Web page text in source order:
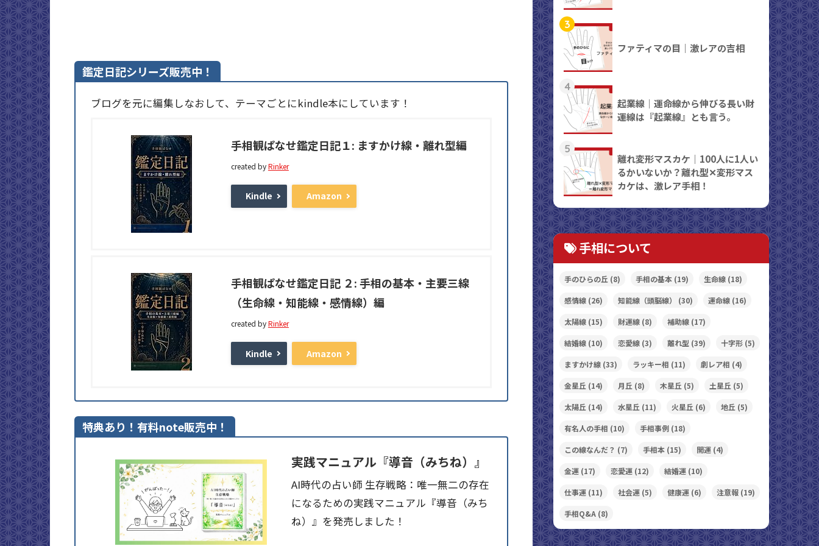
鑑定日記シリーズ販売中！
ブログを元に編集しなおして、テーマごとにkindle本にしています！
手相観ぱなせ鑑定日記１: ますかけ線・離れ型編
created byRinker
Kindle Amazon
手相観ぱなせ鑑定日記 ２: 手相の基本・主要三線
（生命線・知能線・感情線）編
created byRinker
Kindle Amazon
特典あり！有料note販売中！
実践マニュアル『導音（みちね）』
AI時代の占い師 生存戦略：唯一無二の存在
になるための実践マニュアル『導音（みち
ね）』を発売しました！
3
ファティマの目｜激レアの吉相
4
起業線｜運命線から伸びる長い財
運線は『起業線』とも言う。
5
離れ変形マスカケ｜100人に1人い
るかいないか？離れ型✕変形マス
カケは、激レア手相！
手相について
手のひらの丘 (8) 手相の基本 (19) 生命線 (18)
感情線 (26) 知能線（頭脳線） (30) 運命線 (16)
太陽線 (15) 財運線 (8) 補助線 (17)
結婚線 (10) 恋愛線 (3) 離れ型 (39) 十字形 (5)
ますかけ線 (33) ラッキー相 (11) 劇レア相 (4)
金星丘 (14) 月丘 (8) 木星丘 (5) 土星丘 (5)
太陽丘 (14) 水星丘 (11) 火星丘 (6) 地丘 (5)
有名人の手相 (10) 手相事例 (18)
この線なんだ？ (7) 手相本 (15) 開運 (4)
金運 (17) 恋愛運 (12) 結婚運 (10)
仕事運 (11) 社会運 (5) 健康運 (6) 注意報 (19)
手相Q&A (8)